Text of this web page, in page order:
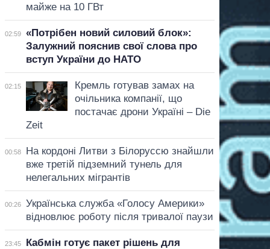
майже на 10 ГВт
02:59
«Потрібен новий силовий блок»:
Залужний пояснив свої слова про
вступ України до НАТО
02:15
Кремль готував замах на
очільника компанії, що
постачає дрони Україні – Die
Zeit
00:58
На кордоні Литви з Білоруссю знайшли
вже третій підземний тунель для
нелегальних мігрантів
00:26
Українська служба «Голосу Америки»
відновлює роботу після тривалої паузи
23:45
Кабмін готує пакет рішень для